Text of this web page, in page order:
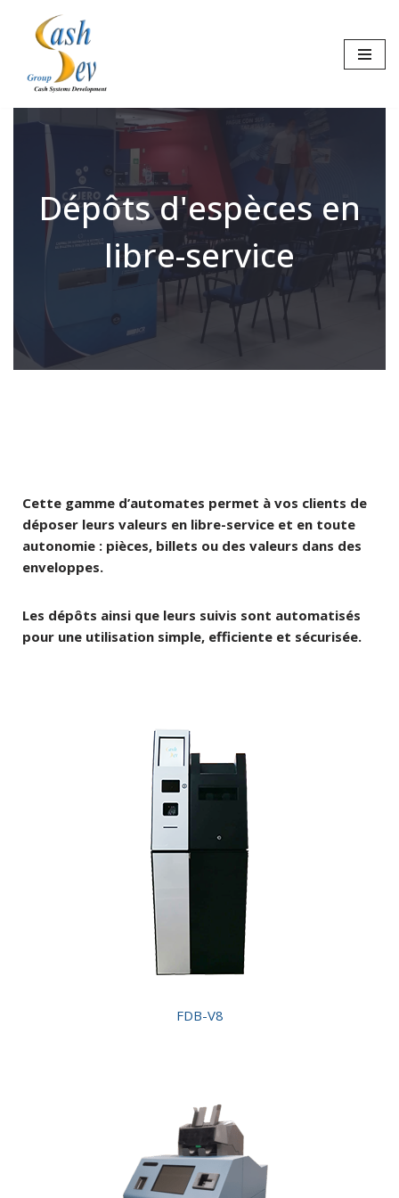
Aller
contenu
Dépôts d'espèces en
libre-service
Cette gamme d’automates permet à vos clients de
déposer leurs valeurs en libre-service et en toute
autonomie : pièces, billets ou des valeurs dans des
enveloppes.
Les dépôts ainsi que leurs suivis sont automatisés
pour une utilisation simple, efficiente et sécurisée.
FDB-V8